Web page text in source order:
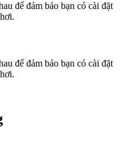
để đảm bảo bạn có cài đặt
để đảm bảo bạn có cài đặt